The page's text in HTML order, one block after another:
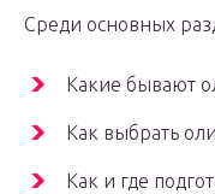
Среди основных
Какие бывают
Как выбрать
Как и где